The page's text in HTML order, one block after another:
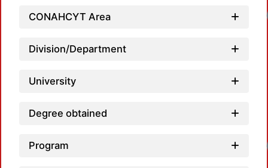
CONAHCYT Area
Division/Department
University
Degree obtained
Program